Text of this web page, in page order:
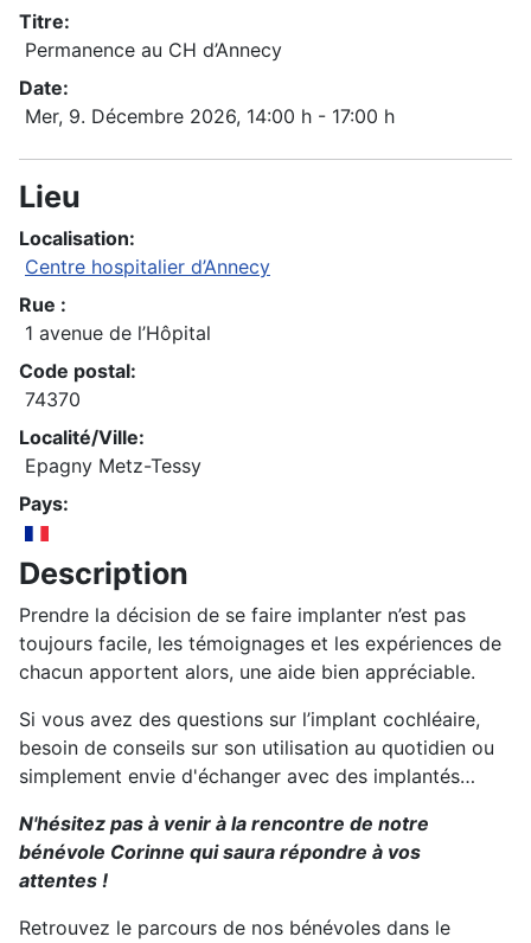
Titre:
Permanence au CH d’Annecy
Date:
Mer, 9. Décembre 2026, 14:00 h - 17:00 h
Lieu
Localisation:
Centre hospitalier d’Annecy
Rue :
1 avenue de l’Hôpital
Code postal:
74370
Localité/Ville:
Epagny Metz-Tessy
Pays:
Description
Prendre la décision de se faire implanter n’est pas
toujours facile, les témoignages et les expériences de
chacun apportent alors, une aide bien appréciable.
Si vous avez des questions sur l’implant cochléaire,
besoin de conseils sur son utilisation au quotidien ou
simplement envie d'échanger avec des implantés…
N'hésitez pas à venir à la rencontre de notre
bénévole Corinne qui saura répondre à vos
attentes !
Retrouvez le parcours de nos bénévoles dans le